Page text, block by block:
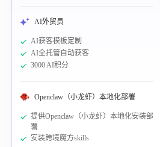
AI外贸员
AI获客模板定制
AI全托管自动获客
3000 AI积分
Openclaw（小龙虾）本地化部署
提供Openclaw（小龙虾）本地化安装部
署
安装跨境魔方skills